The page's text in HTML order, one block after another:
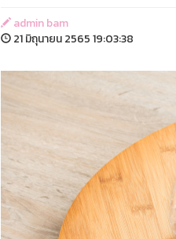
admin bam
21 มิถุนายน 2565 19:03:38